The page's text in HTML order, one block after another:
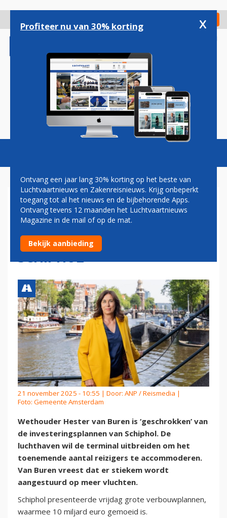
gaan
Check in
Magazine Podcasts Vacatures
AMSTERDAMSE WETHOUDER
‘SCHRIKT’ VAN
VERBOUWPLANNEN
SCHIPHOL
21 november 2025 - 10:55 | Door: ANP / Reismedia |
Foto: Gemeente Amsterdam
Wethouder Hester van Buren is ‘geschrokken’ van
de investeringsplannen van Schiphol. De
luchthaven wil de terminal uitbreiden om het
toenemende aantal reizigers te accommoderen.
Van Buren vreest dat er stiekem wordt
aangestuurd op meer vluchten.
Schiphol presenteerde vrijdag grote verbouwplannen,
waarmee 10 miljard euro gemoeid is.
Profiteer nu van 30% korting x
Ontvang een jaar lang 30% korting op het beste van
Luchtvaartnieuws en Zakenreisnieuws. Krijg onbeperkt
toegang tot al het nieuws en de bijbehorende Apps.
Ontvang tevens 12 maanden het Luchtvaartnieuws
Magazine in de mail of op de mat.
Bekijk aanbieding